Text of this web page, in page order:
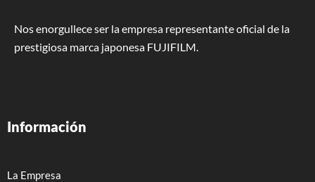
Nos enorgullece ser la empresa representante oficial de la
prestigiosa marca japonesa FUJIFILM.
Información
La Empresa